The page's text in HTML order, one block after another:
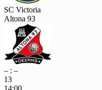
SC Victoria
Altona 93
– : –
13
14:00